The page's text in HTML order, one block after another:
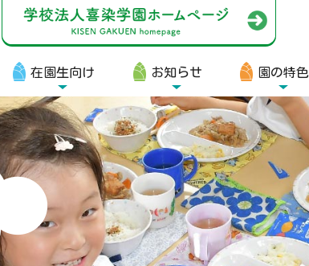
在園生向け お知らせ 園の特色
在園生向け
・資料ダウンロード
・園からのお便り
・動画
・写真館（販売）